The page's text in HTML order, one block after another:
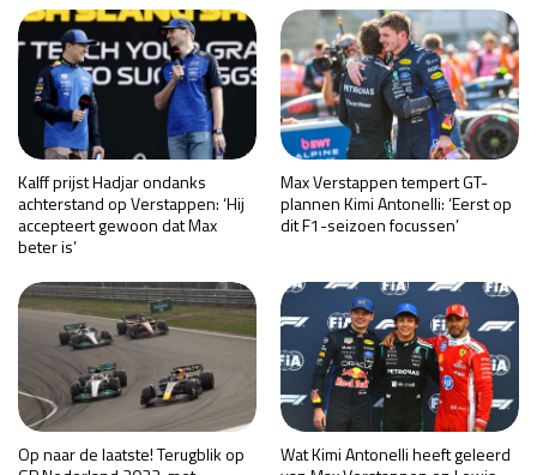
Kalff prijst Hadjar ondanks
achterstand op Verstappen: ‘Hij
accepteert gewoon dat Max
beter is’
Max Verstappen tempert GT-
plannen Kimi Antonelli: ‘Eerst op
dit F1-seizoen focussen’
Op naar de laatste! Terugblik op
Wat Kimi Antonelli heeft geleerd